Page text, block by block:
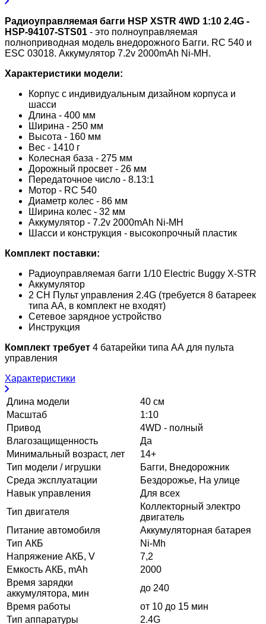
Радиоуправляемая багги HSP XSTR 4WD 1:10 2.4G -
HSP-94107-STS01 - это полноуправляемая
полноприводная модель внедорожного Багги. RC 540 и
ESC 03018. Аккумулятор 7.2v 2000mAh Ni-MH.
Характеристики модели:
Корпус с индивидуальным дизайном корпуса и
шасси
Длина - 400 мм
Ширина - 250 мм
Высота - 160 мм
Вес - 1410 г
Колесная база - 275 мм
Дорожный просвет - 26 мм
Передаточное число - 8.13:1
Мотор - RC 540
Диаметр колес - 86 мм
Ширина колес - 32 мм
Аккумулятор - 7.2v 2000mAh Ni-MH
Шасси и конструкция - высокопрочный пластик
Комплект поставки:
Радиоуправляемая багги 1/10 Electric Buggy X-STR
Аккумулятор
2 CH Пульт управления 2.4G (требуется 8 батареек
типа AA, в комплект не входят)
Сетевое зарядное устройство
Инструкция
Комплект требует 4 батарейки типа АА для пульта
управления
Характеристики
Длина модели
40 см
Масштаб
1:10
Привод
4WD - полный
Влагозащищенность
Да
Минимальный возраст, лет
14+
Тип модели / игрушки
Багги, Внедорожник
Среда эксплуатации
Бездорожье, На улице
Навык управления
Для всех
Тип двигателя
Коллекторный электро
двигатель
Питание автомобиля
Аккумуляторная батарея
Тип АКБ
Ni-Mh
Напряжение АКБ, V
7,2
Емкость АКБ, mAh
2000
Время зарядки
аккумулятора, мин
до 240
Время работы
от 10 до 15 мин
Тип аппаратуры
2.4G